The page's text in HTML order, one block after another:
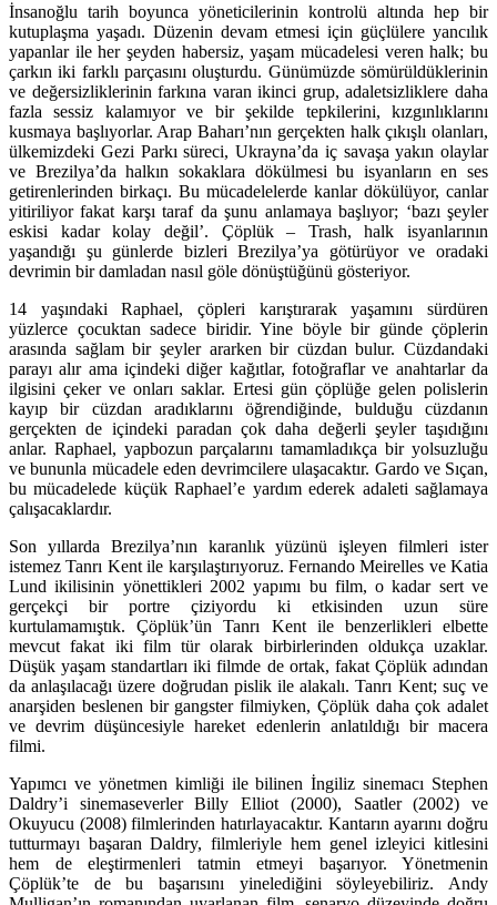
İnsanoğlu tarih boyunca yöneticilerinin kontrolü altında hep bir
kutuplaşma yaşadı. Düzenin devam etmesi için güçlülere yancılık
yapanlar ile her şeyden habersiz, yaşam mücadelesi veren halk; bu
çarkın iki farklı parçasını oluşturdu. Günümüzde sömürüldüklerinin
ve değersizliklerinin farkına varan ikinci grup, adaletsizliklere daha
fazla sessiz kalamıyor ve bir şekilde tepkilerini, kızgınlıklarını
kusmaya başlıyorlar. Arap Baharı’nın gerçekten halk çıkışlı olanları,
ülkemizdeki Gezi Parkı süreci, Ukrayna’da iç savaşa yakın olaylar
ve Brezilya’da halkın sokaklara dökülmesi bu isyanların en ses
getirenlerinden birkaçı. Bu mücadelelerde kanlar dökülüyor, canlar
yitiriliyor fakat karşı taraf da şunu anlamaya başlıyor; ‘bazı şeyler
eskisi kadar kolay değil’. Çöplük – Trash, halk isyanlarının
yaşandığı şu günlerde bizleri Brezilya’ya götürüyor ve oradaki
devrimin bir damladan nasıl göle dönüştüğünü gösteriyor.
14 yaşındaki Raphael, çöpleri karıştırarak yaşamını sürdüren
yüzlerce çocuktan sadece biridir. Yine böyle bir günde çöplerin
arasında sağlam bir şeyler ararken bir cüzdan bulur. Cüzdandaki
parayı alır ama içindeki diğer kağıtlar, fotoğraflar ve anahtarlar da
ilgisini çeker ve onları saklar. Ertesi gün çöplüğe gelen polislerin
kayıp bir cüzdan aradıklarını öğrendiğinde, bulduğu cüzdanın
gerçekten de içindeki paradan çok daha değerli şeyler taşıdığını
anlar. Raphael, yapbozun parçalarını tamamladıkça bir yolsuzluğu
ve bununla mücadele eden devrimcilere ulaşacaktır. Gardo ve Sıçan,
bu mücadelede küçük Raphael’e yardım ederek adaleti sağlamaya
çalışacaklardır.
Son yıllarda Brezilya’nın karanlık yüzünü işleyen filmleri ister
istemez Tanrı Kent ile karşılaştırıyoruz. Fernando Meirelles ve Katia
Lund ikilisinin yönettikleri 2002 yapımı bu film, o kadar sert ve
gerçekçi bir portre çiziyordu ki etkisinden uzun süre
kurtulamamıştık. Çöplük’ün Tanrı Kent ile benzerlikleri elbette
mevcut fakat iki film tür olarak birbirlerinden oldukça uzaklar.
Düşük yaşam standartları iki filmde de ortak, fakat Çöplük adından
da anlaşılacağı üzere doğrudan pislik ile alakalı. Tanrı Kent; suç ve
anarşiden beslenen bir gangster filmiyken, Çöplük daha çok adalet
ve devrim düşüncesiyle hareket edenlerin anlatıldığı bir macera
filmi.
Yapımcı ve yönetmen kimliği ile bilinen İngiliz sinemacı Stephen
Daldry’i sinemaseverler Billy Elliot (2000), Saatler (2002) ve
Okuyucu (2008) filmlerinden hatırlayacaktır. Kantarın ayarını doğru
tutturmayı başaran Daldry, filmleriyle hem genel izleyici kitlesini
hem de eleştirmenleri tatmin etmeyi başarıyor. Yönetmenin
Çöplük’te de bu başarısını yinelediğini söyleyebiliriz. Andy